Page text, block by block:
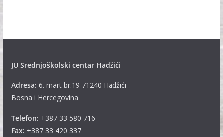
JU Srednjoškolski centar Hadžići
Adresa: 6. mart br.19 71240 Hadžići
Bosna i Hercegovina
Telefon: +387 33 580 716
Fax: +387 33 420 337